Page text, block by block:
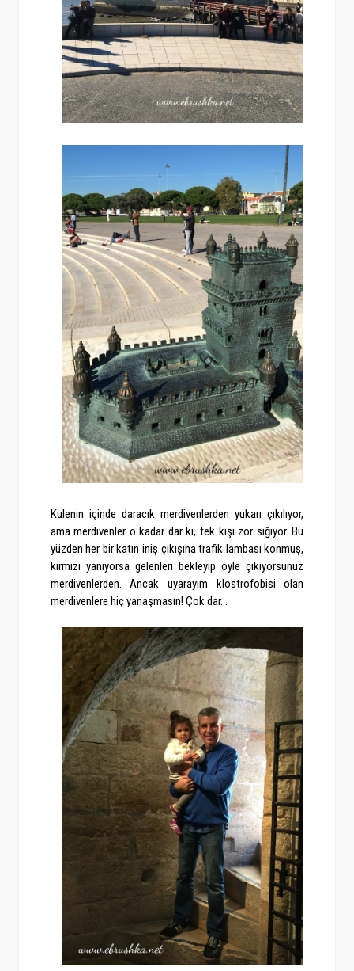
Kulenin içinde daracık merdivenlerden yukarı çıkılıyor,
ama merdivenler o kadar dar ki, tek kişi zor sığıyor. Bu
yüzden her bir katın iniş çıkışına trafik lambası konmuş,
kırmızı yanıyorsa gelenleri bekleyip öyle çıkıyorsunuz
merdivenlerden. Ancak uyarayım klostrofobisi olan
merdivenlere hiç yanaşmasın! Çok dar...